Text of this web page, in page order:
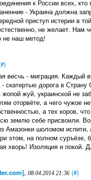
к России всех,
- Украина должна
приступ истерии в
не желает. Нам
не наш метод!
весчь - миграция. Каждый
- скатертью дорога в
жуй, украинской не
оторвёте, а чего чужое
а тех коров,
землю себе присвоили.
Амазонки шоломом испити,
этом, на полном суръёзе,
хворь! Изоляция и покой.
, 08.04.2014 21:36 (#)